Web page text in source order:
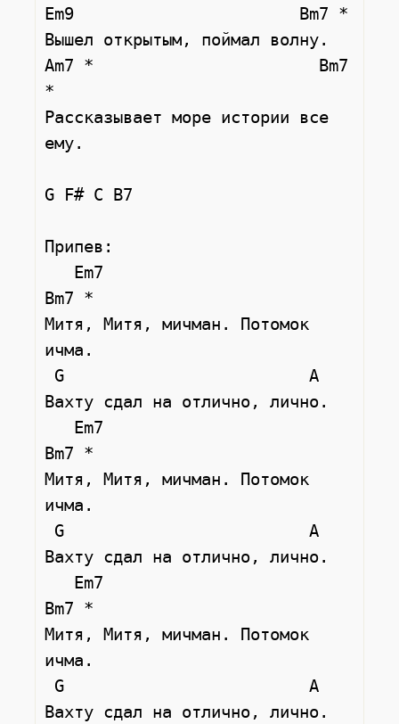
Em9                       Bm7 *
Вышел открытым, поймал волну.
Am7 *                       Bm7
*
Рассказывает море истории все
ему.
G F# C B7
Припев:
Bm7 *
Митя, Митя, мичман. Потомок
ичма.
Вахту сдал на отлично, лично.
Bm7 *
Митя, Митя, мичман. Потомок
ичма.
Вахту сдал на отлично, лично.
Bm7 *
Митя, Митя, мичман. Потомок
ичма.
Вахту сдал на отлично, лично.